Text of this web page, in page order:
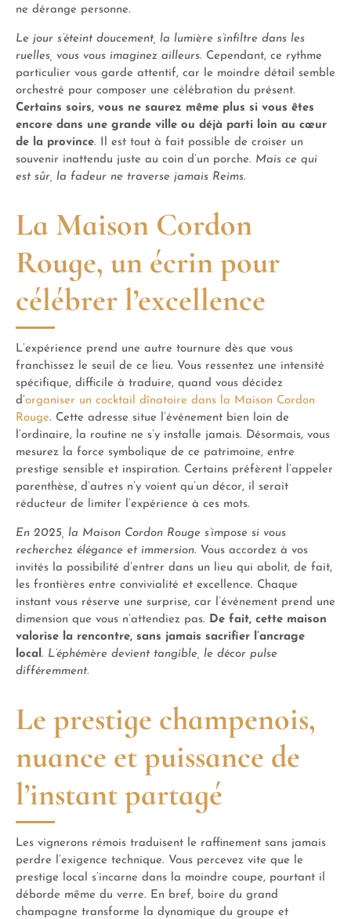
ne dérange personne.
Le jour s’éteint doucement, la lumière s’infiltre dans les
ruelles, vous vous imaginez ailleurs. Cependant, ce rythme
particulier vous garde attentif, car le moindre détail semble
orchestré pour composer une célébration du présent.
Certains soirs, vous ne saurez même plus si vous êtes
encore dans une grande ville ou déjà parti loin au cœur
de la province. Il est tout à fait possible de croiser un
souvenir inattendu juste au coin d’un porche. Mais ce qui
est sûr, la fadeur ne traverse jamais Reims.
La Maison Cordon
Rouge, un écrin pour
célébrer l’excellence
L’expérience prend une autre tournure dès que vous
franchissez le seuil de ce lieu. Vous ressentez une intensité
spécifique, difficile à traduire, quand vous décidez
d’organiser un cocktail dînatoire dans la Maison Cordon
Rouge. Cette adresse situe l’événement bien loin de
l’ordinaire, la routine ne s’y installe jamais. Désormais, vous
mesurez la force symbolique de ce patrimoine, entre
prestige sensible et inspiration. Certains préfèrent l’appeler
parenthèse, d’autres n’y voient qu’un décor, il serait
réducteur de limiter l’expérience à ces mots.
En 2025, la Maison Cordon Rouge s’impose si vous
recherchez élégance et immersion. Vous accordez à vos
invités la possibilité d’entrer dans un lieu qui abolit, de fait,
les frontières entre convivialité et excellence. Chaque
instant vous réserve une surprise, car l’événement prend une
dimension que vous n’attendiez pas. De fait, cette maison
valorise la rencontre, sans jamais sacrifier l’ancrage
local. L’éphémère devient tangible, le décor pulse
différemment.
Le prestige champenois,
nuance et puissance de
l’instant partagé
Les vignerons rémois traduisent le raffinement sans jamais
perdre l’exigence technique. Vous percevez vite que le
prestige local s’incarne dans la moindre coupe, pourtant il
déborde même du verre. En bref, boire du grand
champagne transforme la dynamique du groupe et